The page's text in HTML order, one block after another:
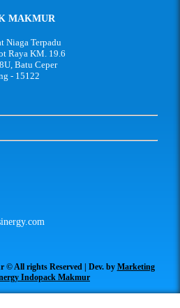
MAKMUR
Niaga Terpadu
Raya KM. 19.6
Batu Ceper
- 15122
© All rights Reserved | Dev. by Marketing
Indopack Makmur